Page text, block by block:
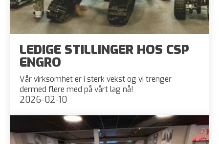
LEDIGE STILLINGER HOS CSP
ENGRO
Vår virksomhet er i sterk vekst og vi trenger
dermed flere med på vårt lag nå!
2026-02-10